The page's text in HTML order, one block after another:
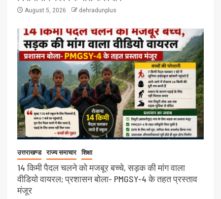
August 5, 2026 dehradunplus
उत्तराखण्ड राज्य समाचार शिक्षा
14 किमी पैदल चलने को मजबूर बच्चे, सड़क की मांग वाला
वीडियो वायरल; प्रशासन बोला- PMGSY-4 के तहत प्रस्ताव
मंजूर